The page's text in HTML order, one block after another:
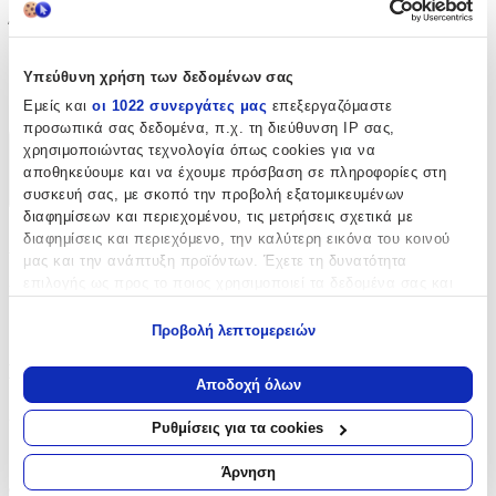
Υπεύθυνη χρήση των δεδομένων σας
Εμείς και οι 1022 συνεργάτες μας επεξεργαζόμαστε
προσωπικά σας δεδομένα, π.χ. τη διεύθυνση IP σας,
χρησιμοποιώντας τεχνολογία όπως cookies για να
αποθηκεύουμε και να έχουμε πρόσβαση σε πληροφορίες στη
συσκευή σας, με σκοπό την προβολή εξατομικευμένων
διαφημίσεων και περιεχομένου, τις μετρήσεις σχετικά με
διαφημίσεις και περιεχόμενο, την καλύτερη εικόνα του κοινού
μας και την ανάπτυξη προϊόντων. Έχετε τη δυνατότητα
Να συλλέξουμε πληροφορίες σχετικά με τη γεωγραφική
σας τοποθεσία, οι οποίες μπορεί να είναι ακριβείς σε
απόσταση μερικών μέτρων
Να αναγνωρίσουμε τη συσκευή σας σαρώνοντας ενεργά
για συγκεκριμένα χαρακτηριστικά (δακτυλικό αποτύπωμα)
Μάθετε περισσότερα σχετικά με τον τρόπο επεξεργασίας των
Προβολή λεπτομερειών
Αποδοχή όλων
Ρυθμίσεις για τα cookies
Άρνηση
cm
Χαρακτηριστικά
+
Χαρακτηριστικά
Κατασκευαστής:
Βασικά Χαρακτηριστικά
Χρώμα:
Χακί
Φύλο: